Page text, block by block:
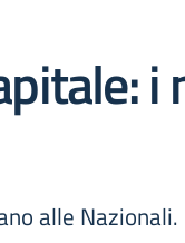
alle Nazionali.